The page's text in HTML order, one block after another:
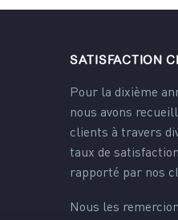
SATISFACTION
Pour la dixième
nous avons
clients à travers
taux de
rapporté par nos
Nous les